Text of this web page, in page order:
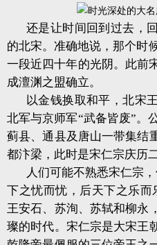
还是让时间回到过去，
的北宋。准确地说，那个时
一段近四十年的光阴。此前
成澶渊之盟确立。
以金钱换取和平，北宋
北军与京师军“武备皆废”。
蓟县、通县及唐山一带集结
都汴梁，此时是宋仁宗庆历二
人们可能不熟悉宋仁宗
下之忧而忧，后天下之乐而
王安石、苏洵、苏轼和柳永
璨的时代。宋仁宗是大宋王